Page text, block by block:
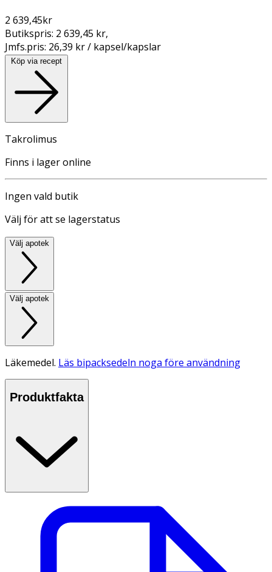
2 639,45kr
Butikspris: 2 639,45 kr,
Jmfs.pris: 26,39 kr / kapsel/kapslar
Köp via recept
Takrolimus
Finns i lager online
Ingen vald butik
Välj för att se lagerstatus
Välj apotek
Välj apotek
Läkemedel. Läs bipacksedeln noga före användning
Produktfakta